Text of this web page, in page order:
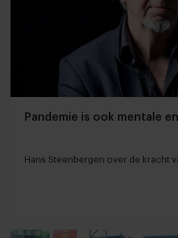
Pandemie is ook mentale
Hans Steenbergen over de kracht